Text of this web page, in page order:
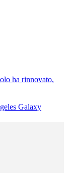
ha rinnovato,
Galaxy